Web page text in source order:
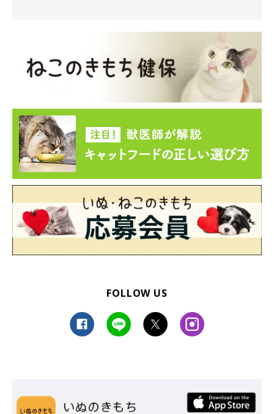
す。人よりも先住猫たちのあとをついて歩いたり、甘えてすり寄
ることが多いのだとか。
「長男猫のきなこは優しく、よくあずきの毛づくろいをしてくれ
ます。次男猫のミィちゃんは『好きにしろ』と言わんばかりにあ
ずきを放っておき、たまに毛づくろいしてくれる程度ですが、
ずきはミィちゃんがとくにお気に入り
。一日の大半をミィちゃん
のそばで過ごしています。
姉猫たちはあまりかまってくれませんが、あずきはたまに甘えに
行っている様子が見られます」
FOLLOW US